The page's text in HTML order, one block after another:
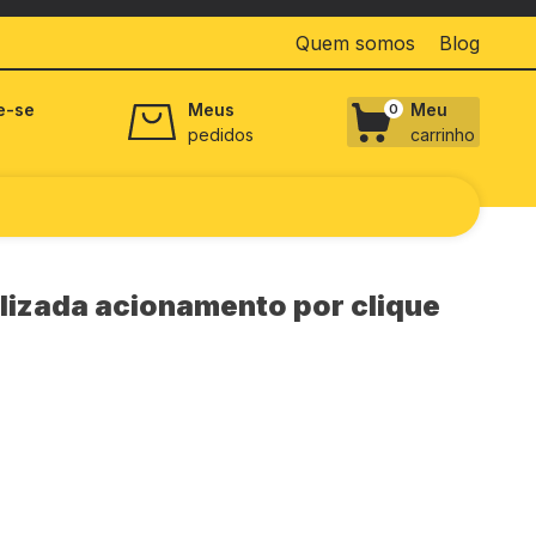
Quem somos Blog
se
Meus
pedidos
0
Meu
carrinho
acionamento por clique